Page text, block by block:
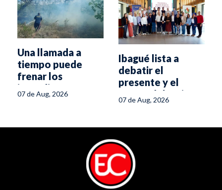
Una llamada a
tiempo puede
frenar los
incendios
forestales en el
07 de Aug, 2026
Ibagué lista a
debatir el
presente y el
futuro del turismo
en el Tolima
07 de Aug, 2026